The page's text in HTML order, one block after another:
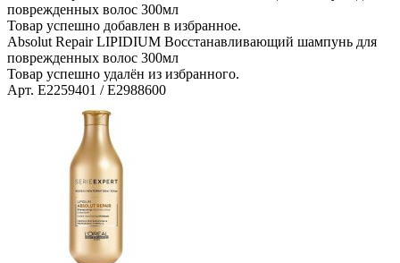
поврежденных волос 300мл
Товар успешно добавлен в избранное.
Absolut Repair LIPIDIUM Восстанавливающий шампунь для
поврежденных волос 300мл
Товар успешно удалён из избранного.
Арт. E2259401 / E2988600